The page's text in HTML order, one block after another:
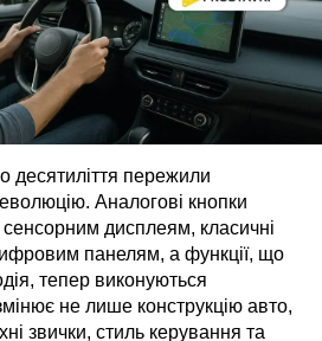
десятиліття пережили
Аналогові кнопки
дисплеям, класичні
панелям, а функції, що
тепер виконуються
не лише конструкцію авто,
звички, стиль керування та